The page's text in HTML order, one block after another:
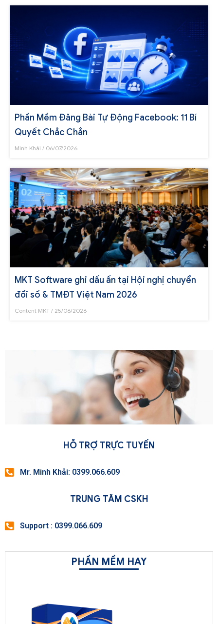
Phần Mềm Đăng Bài Tự Động Facebook: 11 Bí
Quyết Chắc Chắn
Minh Khải 06/07/2026
MKT Software ghi dấu ấn tại Hội nghị chuyển
đổi số & TMĐT Việt Nam 2026
Content MKT 25/06/2026
HỖ TRỢ TRỰC TUYẾN
Mr. Minh Khải: 0399.066.609
TRUNG TÂM CSKH
Support : 0399.066.609
PHẦN MỀM HAY